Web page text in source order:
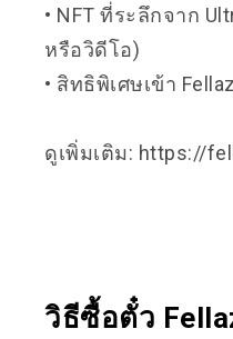
• NFT ที่ระลึกจาก
หรือวิดีโอ)
• สิทธิพิเศษเข้า
ดูเพิ่มเติม: https://
วิธีซื้อตั๋ว